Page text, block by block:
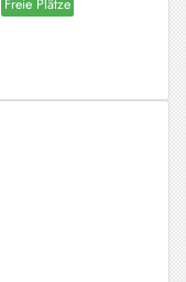
Freie Plätze